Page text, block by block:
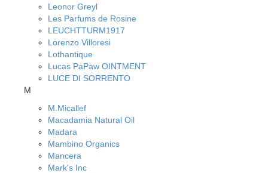
Leonor Greyl
Les Parfums de Rosine
LEUCHTTURM1917
Lorenzo Villoresi
Lothantique
Lucas PaPaw OINTMENT
LUCE DI SORRENTO
M
M.Micallef
Macadamia Natural Oil
Madara
Mambino Organics
Mancera
Mark's Inc